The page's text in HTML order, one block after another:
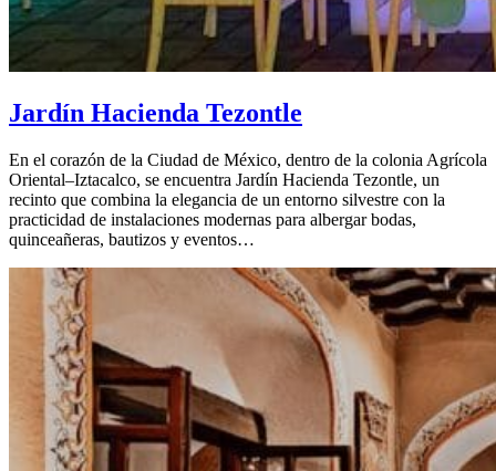
Jardín Hacienda Tezontle
En el corazón de la Ciudad de México, dentro de la colonia Agrícola
Oriental–Iztacalco, se encuentra Jardín Hacienda Tezontle, un
recinto que combina la elegancia de un entorno silvestre con la
practicidad de instalaciones modernas para albergar bodas,
quinceañeras, bautizos y eventos…